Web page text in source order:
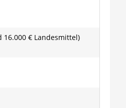
16.000 € Landesmittel)